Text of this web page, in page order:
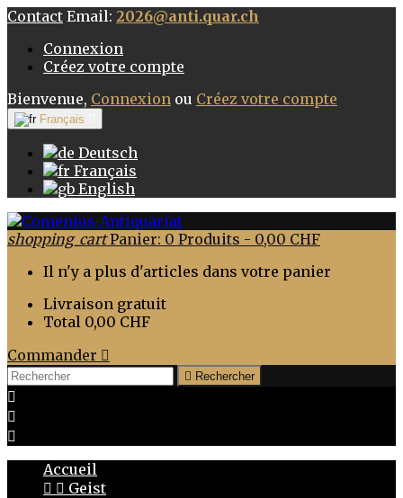
Contact Email: 2026@anti.quar.ch
Connexion
Créez votre compte
Bienvenue, Connexion ou Créez votre compte
Français
Deutsch
Français
English
shopping_cart Panier: 0 Produits - 0,00 CHF
Il n'y a plus d'articles dans votre panier
Livraison gratuit
Total 0,00 CHF
Commander 
 Rechercher



Accueil
  Geist